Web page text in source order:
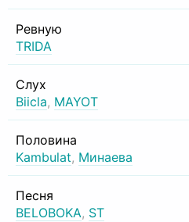
Ревную
TRIDA
Слух
Biicla, MAYOT
Половина
Kambulat, Минаева
Песня
BELOBOKA, ST